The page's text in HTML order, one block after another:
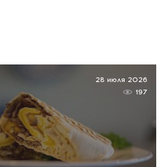
28 июля 2026
197